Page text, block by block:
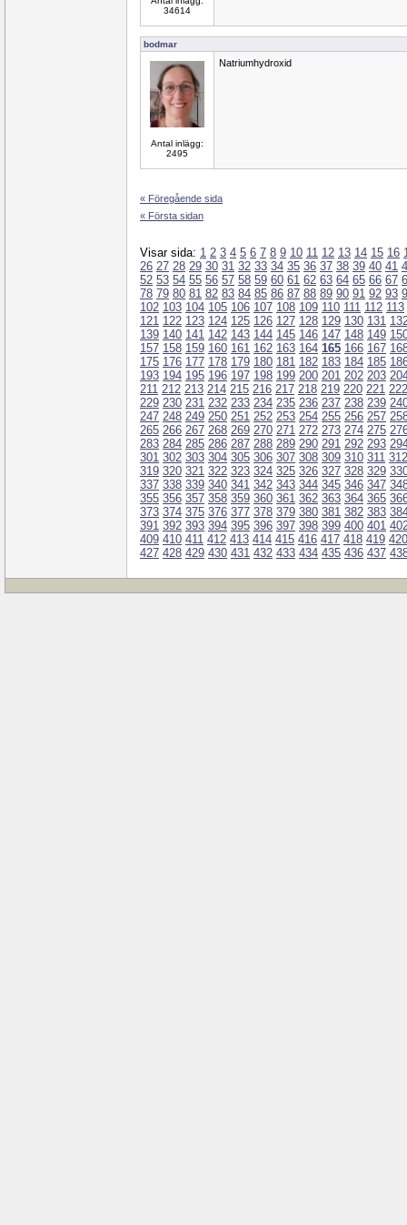
34614
bodmar
Antal inlägg:
2495
Natriumhydroxid
« Föregående sida
« Första sidan
Visar sida: 1 2 3 4 5 6 7 8 9 10 11 12 13 14 15 16
26 27 28 29 30 31 32 33 34 35 36 37 38 39 40 41
52 53 54 55 56 57 58 59 60 61 62 63 64 65 66 67
78 79 80 81 82 83 84 85 86 87 88 89 90 91 92 93
102 103 104 105 106 107 108 109 110 111 112 113
121 122 123 124 125 126 127 128 129 130 131
139 140 141 142 143 144 145 146 147 148 149
157 158 159 160 161 162 163 164 165 166 167
175 176 177 178 179 180 181 182 183 184 185
193 194 195 196 197 198 199 200 201 202 203
211 212 213 214 215 216 217 218 219 220 221 222
229 230 231 232 233 234 235 236 237 238 239
247 248 249 250 251 252 253 254 255 256 257
265 266 267 268 269 270 271 272 273 274 275
283 284 285 286 287 288 289 290 291 292 293
301 302 303 304 305 306 307 308 309 310 311 312
319 320 321 322 323 324 325 326 327 328 329
337 338 339 340 341 342 343 344 345 346 347
355 356 357 358 359 360 361 362 363 364 365
373 374 375 376 377 378 379 380 381 382 383
391 392 393 394 395 396 397 398 399 400 401
409 410 411 412 413 414 415 416 417 418 419 420
427 428 429 430 431 432 433 434 435 436 437